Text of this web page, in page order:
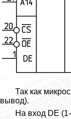
Так как
вывод).
На вход DE